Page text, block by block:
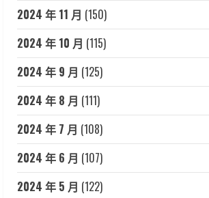
2024 年 11 月 (150)
2024 年 10 月 (115)
2024 年 9 月 (125)
2024 年 8 月 (111)
2024 年 7 月 (108)
2024 年 6 月 (107)
2024 年 5 月 (122)